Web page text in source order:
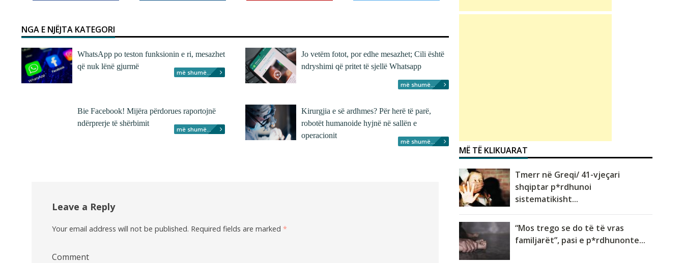
NGA E NJËJTA KATEGORI
WhatsApp po teston funksionin e ri, mesazhet
që nuk lënë gjurmë
më shumë...
Jo vetëm fotot, por edhe mesazhet; Cili është
ndryshimi që pritet të sjellë Whatsapp
më shumë...
Bie Facebook! Mijëra përdorues raportojnë
ndërprerje të shërbimit
më shumë...
Kirurgjia e së ardhmes? Për herë të parë,
robotët humanoide hyjnë në sallën e
operacionit
më shumë...
Leave a Reply
Your email address will not be published. Required fields are marked *
Comment
MË TË KLIKUARAT
Tmerr në Greqi/ 41-vjeçari
shqiptar p*rdhunoi
sistematikisht...
“Mos trego se do të të vras
familjarët”, pasi e p*rdhunonte...